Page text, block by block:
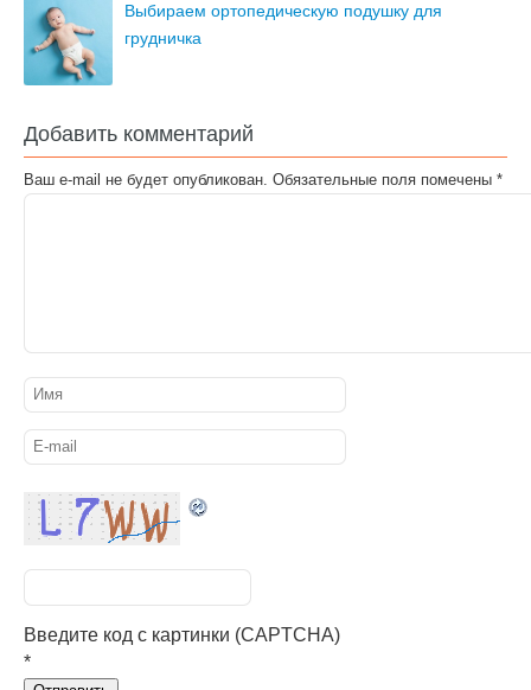
Выбираем ортопедическую подушку для
грудничка
Добавить комментарий
Ваш e-mail не будет опубликован. Обязательные поля помечены *
Введите код с картинки (CAPTCHA)
*